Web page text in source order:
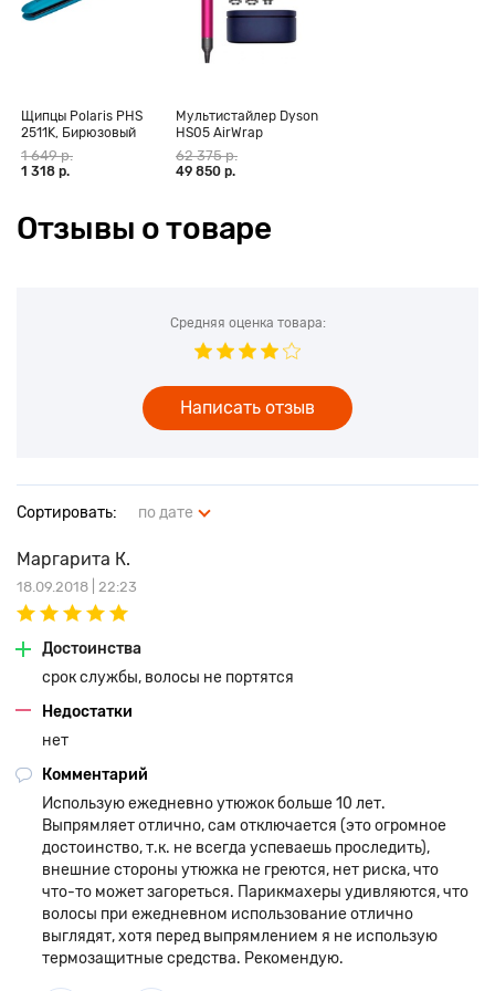
Щипцы Polaris PHS
2511K, Бирюзовый
1 649 р.
1 318 р.
Мультистайлер Dyson
HS05 AirWrap
Complete Long,
фуксия (CN)
62 375 р.
49 850 р.
Отзывы о товаре
Сортировать: по дате
Маргарита К.
18.09.2018 | 22:23
Достоинства
срок службы, волосы не портятся
Недостатки
нет
Комментарий
Использую ежедневно утюжок больше 10 лет.
Выпрямляет отлично, сам отключается (это огромное
достоинство, т.к. не всегда успеваешь проследить),
внешние стороны утюжка не греются, нет риска, что
что-то может загореться. Парикмахеры удивляются, что
волосы при ежедневном использование отлично
выглядят, хотя перед выпрямлением я не использую
термозащитные средства. Рекомендую.
Средняя оценка товара:
Написать отзыв